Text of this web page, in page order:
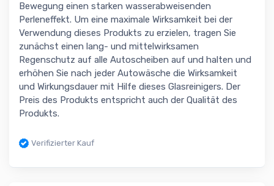
Bewegung einen starken wasserabweisenden
Perleneffekt. Um eine maximale Wirksamkeit bei der
Verwendung dieses Produkts zu erzielen, tragen Sie
zunächst einen lang- und mittelwirksamen
Regenschutz auf alle Autoscheiben auf und halten und
erhöhen Sie nach jeder Autowäsche die Wirksamkeit
und Wirkungsdauer mit Hilfe dieses Glasreinigers. Der
Preis des Produkts entspricht auch der Qualität des
Produkts.
Verifizierter Kauf